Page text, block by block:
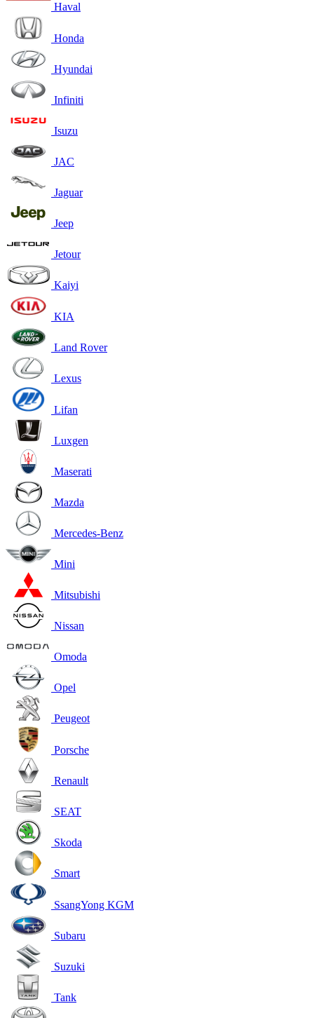
Haval
Honda
Hyundai
Infiniti
Isuzu
JAC
Jaguar
Jeep
Jetour
Kaiyi
KIA
Land Rover
Lexus
Lifan
Luxgen
Maserati
Mazda
Mercedes-Benz
Mini
Mitsubishi
Nissan
Omoda
Opel
Peugeot
Porsche
Renault
SEAT
Skoda
Smart
SsangYong KGM
Subaru
Suzuki
Tank